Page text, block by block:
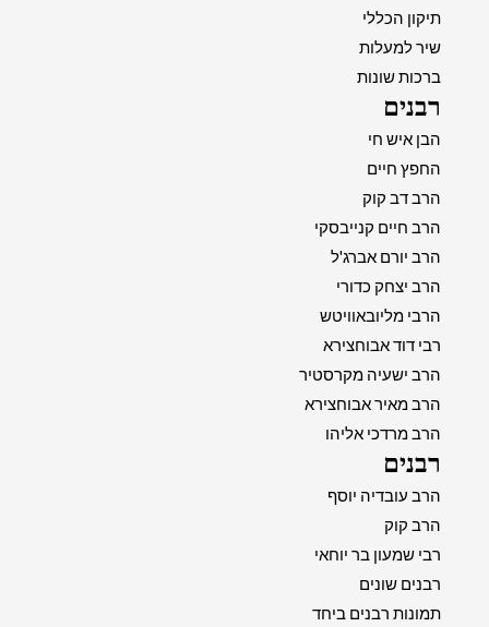
תיקון הכללי
שיר למעלות
ברכות שונות
רבנים
הבן איש חי
החפץ חיים
הרב דב קוק
הרב חיים קנייבסקי
הרב יורם אברג'ל
הרב יצחק כדורי
הרבי מליובאוויטש
רבי דוד אבוחצירא
הרב ישעיה מקרסטיר
הרב מאיר אבוחצירא
הרב מרדכי אליהו
רבנים
הרב עובדיה יוסף
הרב קוק
רבי שמעון בר יוחאי
רבנים שונים
תמונות רבנים ביחד